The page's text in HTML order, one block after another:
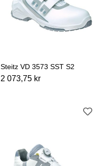
Steitz VD 3573 SST S2
2 073,75 kr